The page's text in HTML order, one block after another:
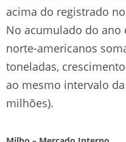
acima do registrado
No acumulado do ano
norte-americanos
toneladas,
ao mesmo intervalo
milhões).